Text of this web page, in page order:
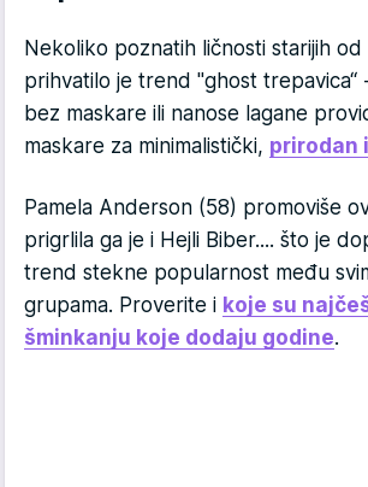
Nekoliko poznatih ličnosti starijih
prihvatilo je trend "ghost trepavica“
bez maskare ili nanose lagane
maskare za minimalistički, prirodan
Pamela Anderson (58) promoviše
prigrlila ga je i Hejli Biber.... što je
trend stekne popularnost među
grupama. Proverite i koje su
šminkanju koje dodaju godine.